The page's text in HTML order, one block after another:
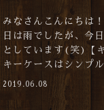
みなさんこんにちは
日は雨でしたが、今
としています(笑)【
キーケースはシンプ
2019.06.08